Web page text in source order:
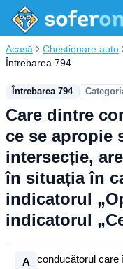
Acasă Chestionare auto
Întrebarea 794
Întrebarea 794
Care dintre
ce se apropie
intersecție,
în situația în
indicatorul
indicatorul
A
conducătorul care